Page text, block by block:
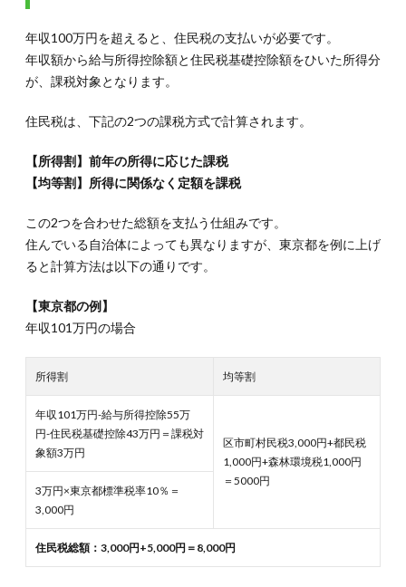
年収100万円を超えると、住民税の支払いが必要です。
年収額から給与所得控除額と住民税基礎控除額をひいた所得分
が、課税対象となります。
住民税は、下記の2つの課税方式で計算されます。
【所得割】前年の所得に応じた課税
【均等割】所得に関係なく定額を課税
この2つを合わせた総額を支払う仕組みです。
住んでいる自治体によっても異なりますが、東京都を例に上げ
ると計算方法は以下の通りです。
【東京都の例】
年収101万円の場合
所得割 均等割
年収101万円-給与所得控除55万
円-住民税基礎控除43万円＝課税対
象額3万円
区市町村民税3,000円+都民税
1,000円+森林環境税1,000円
＝5000円
3万円×東京都標準税率10％＝
3,000円
住民税総額：3,000円+5,000円＝8,000円